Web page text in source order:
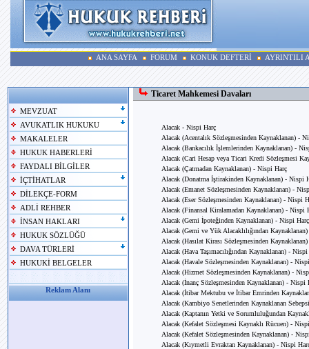
ANA SAYFA FORUM KONUK DEFTERİ AYRINTILI
MEVZUAT
AVUKATLIK HUKUKU
MAKALELER
HUKUK HABERLERİ
FAYDALI BİLGİLER
İÇTİHATLAR
DİLEKÇE-FORM
ADLİ REHBER
İNSAN HAKLARI
HUKUK SÖZLÜĞÜ
DAVA TÜRLERİ
HUKUKİ BELGELER
Reklam Alanı
Ticaret Mahkemesi Davaları
Alacak - Nispi Harç
Alacak (Acentalık Sözleşmesinden Kaynaklanan) -
Alacak (Bankacılık İşlemlerinden Kaynaklanan) -
Alacak (Cari Hesap veya Ticari Kredi Sözleşmesi
Alacak (Çatmadan Kaynaklanan) - Nispi Harç
Alacak (Donatma İştirakinden Kaynaklanan) - Nispi
Alacak (Emanet Sözleşmesinden Kaynaklanan) -
Alacak (Eser Sözleşmesinden Kaynaklanan) - Nispi
Alacak (Finansal Kiralamadan Kaynaklanan) - Nispi
Alacak (Gemi İpoteğinden Kaynaklanan) - Nispi Harç
Alacak (Gemi ve Yük Alacaklılığından
Alacak (Hasılat Kirası Sözleşmesinden
Alacak (Hava Taşımacılığından Kaynaklanan) -
Alacak (Havale Sözleşmesinden Kaynaklanan) -
Alacak (Hizmet Sözleşmesinden Kaynaklanan) -
Alacak (İnanç Sözleşmesinden Kaynaklanan) - Nispi
Alacak (İtibar Mektubu ve İtibar Emrinden
Alacak (Kambiyo Senetlerinden Kaynaklanan
Alacak (Kaptanın Yetki ve Sorumluluğundan
Alacak (Kefalet Sözleşmesi Kaynaklı Rücuen) -
Alacak (Kefalet Sözleşmesinden Kaynaklanan) -
Alacak (Kıymetli Evraktan Kaynaklanan) - Nispi